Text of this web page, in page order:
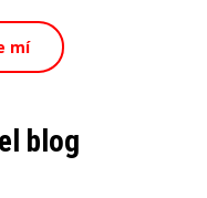
mí
blog